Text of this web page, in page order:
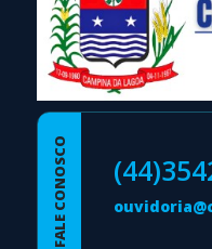
FALE CONOSCO